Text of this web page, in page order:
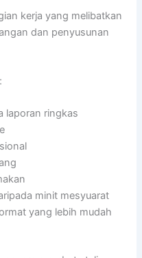
kerja yang melibatkan
dan penyusunan
laporan ringkas
minit mesyuarat
yang lebih mudah